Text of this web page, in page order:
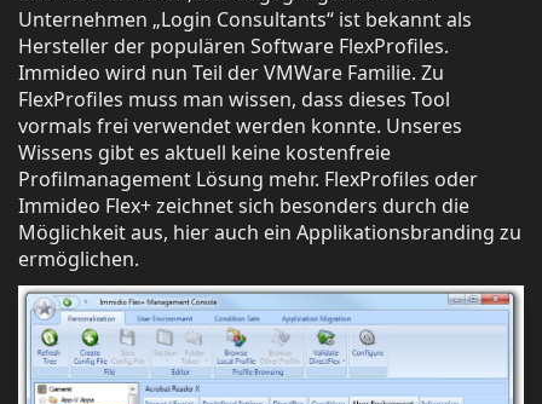
Unternehmen „Login Consultants“ ist bekannt als
Hersteller der populären Software FlexProfiles.
Immideo wird nun Teil der VMWare Familie. Zu
FlexProfiles muss man wissen, dass dieses Tool
vormals frei verwendet werden konnte. Unseres
Wissens gibt es aktuell keine kostenfreie
Profilmanagement Lösung mehr. FlexProfiles oder
Immideo Flex+ zeichnet sich besonders durch die
Möglichkeit aus, hier auch ein Applikationsbranding zu
ermöglichen.